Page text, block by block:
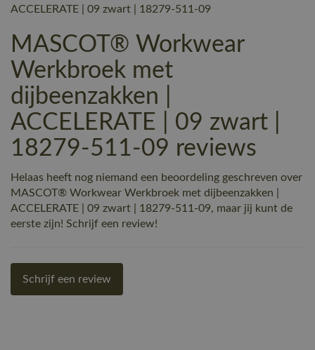
ACCELERATE | 09 zwart | 18279-511-09
MASCOT® Workwear
Werkbroek met
dijbeenzakken |
ACCELERATE | 09 zwart |
18279-511-09 reviews
Helaas heeft nog niemand een beoordeling geschreven over
MASCOT® Workwear Werkbroek met dijbeenzakken |
ACCELERATE | 09 zwart | 18279-511-09, maar jij kunt de
eerste zijn! Schrijf een review!
Schrijf een review